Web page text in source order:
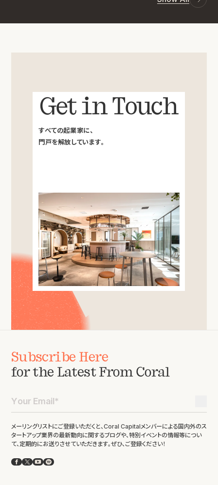
Get in Touch
すべての起業家に、
門戸を解放しています。
Subscribe Here
for the Latest From Coral
メーリングリストにご登録いただくと、Coral Capitalメンバーによる国内外のス
タートアップ業界の最新動向に関するブログや、特別イベントの情報等につい
て、定期的にお送りさせていただきます。ぜひ、ご登録ください！
Facebook
X YouTube
Spotify